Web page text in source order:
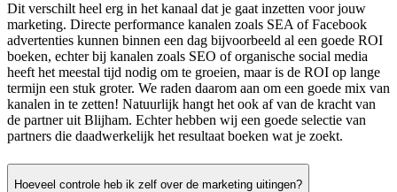
Dit verschilt heel erg in het kanaal dat je gaat inzetten voor jouw
marketing. Directe performance kanalen zoals SEA of Facebook
advertenties kunnen binnen een dag bijvoorbeeld al een goede ROI
boeken, echter bij kanalen zoals SEO of organische social media
heeft het meestal tijd nodig om te groeien, maar is de ROI op lange
termijn een stuk groter. We raden daarom aan om een goede mix van
kanalen in te zetten! Natuurlijk hangt het ook af van de kracht van
de partner uit Blijham. Echter hebben wij een goede selectie van
partners die daadwerkelijk het resultaat boeken wat je zoekt.
Hoeveel controle heb ik zelf over de marketing uitingen?